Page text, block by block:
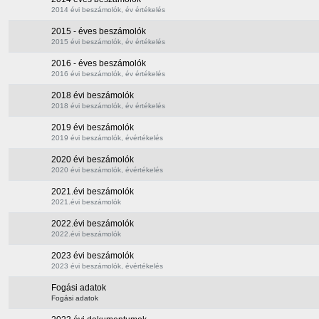
2014 évi beszámolók, év értékelés
2015 - éves beszámolók
2015 évi beszámolók, év értékelés
2016 - éves beszámolók
2016 évi beszámolók, év értékelés
2018 évi beszámolók
2018 évi beszámolók, év értékelés
2019 évi beszámolók
2019 évi beszámolók, évértékelés
2020 évi beszámolók
2020 évi beszámolók, évértékelés
2021.évi beszámolók
2021.évi beszámolók
2022.évi beszámolók
2022.évi beszámolók
2023 évi beszámolók
2023 évi beszámolók, évértékelés
Fogási adatok
Fogási adatok